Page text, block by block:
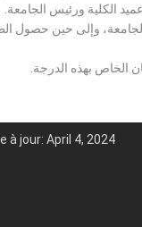
الكلية ورئيس الجامعة.
وإلى حين حصول
الخاص بهذه الدرجة.
à jour: April 4, 2024